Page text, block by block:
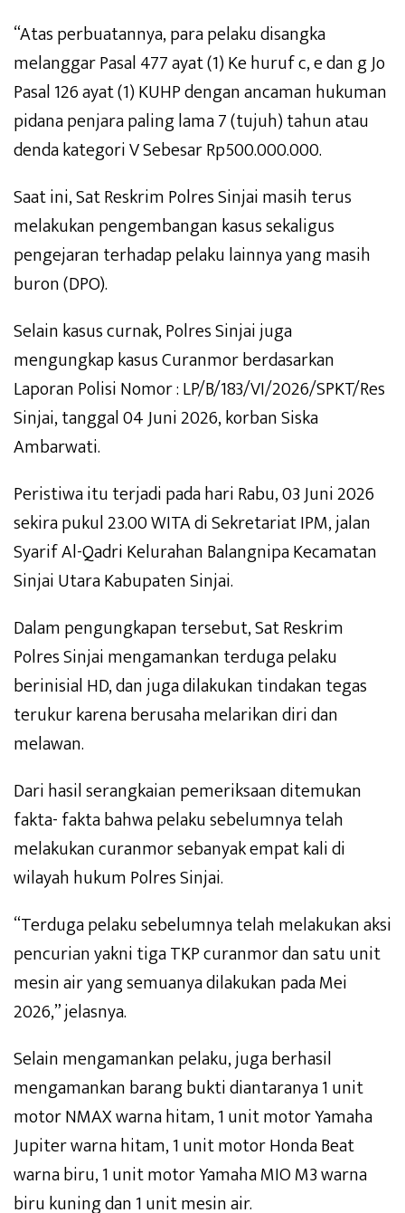
“Atas perbuatannya, para pelaku disangka
melanggar Pasal 477 ayat (1) Ke huruf c, e dan g Jo
Pasal 126 ayat (1) KUHP dengan ancaman hukuman
pidana penjara paling lama 7 (tujuh) tahun atau
denda kategori V Sebesar Rp500.000.000.
Saat ini, Sat Reskrim Polres Sinjai masih terus
melakukan pengembangan kasus sekaligus
pengejaran terhadap pelaku lainnya yang masih
buron (DPO).
Selain kasus curnak, Polres Sinjai juga
mengungkap kasus Curanmor berdasarkan
Laporan Polisi Nomor : LP/B/183/VI/2026/SPKT/Res
Sinjai, tanggal 04 Juni 2026, korban Siska
Ambarwati.
Peristiwa itu terjadi pada hari Rabu, 03 Juni 2026
sekira pukul 23.00 WITA di Sekretariat IPM, jalan
Syarif Al-Qadri Kelurahan Balangnipa Kecamatan
Sinjai Utara Kabupaten Sinjai.
Dalam pengungkapan tersebut, Sat Reskrim
Polres Sinjai mengamankan terduga pelaku
berinisial HD, dan juga dilakukan tindakan tegas
terukur karena berusaha melarikan diri dan
melawan.
Dari hasil serangkaian pemeriksaan ditemukan
fakta- fakta bahwa pelaku sebelumnya telah
melakukan curanmor sebanyak empat kali di
wilayah hukum Polres Sinjai.
“Terduga pelaku sebelumnya telah melakukan aksi
pencurian yakni tiga TKP curanmor dan satu unit
mesin air yang semuanya dilakukan pada Mei
2026,” jelasnya.
Selain mengamankan pelaku, juga berhasil
mengamankan barang bukti diantaranya 1 unit
motor NMAX warna hitam, 1 unit motor Yamaha
Jupiter warna hitam, 1 unit motor Honda Beat
warna biru, 1 unit motor Yamaha MIO M3 warna
biru kuning dan 1 unit mesin air.